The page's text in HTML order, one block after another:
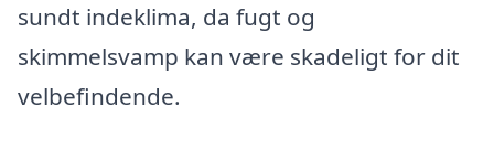
sundt indeklima, da fugt og
skimmelsvamp kan være skadeligt for dit
velbefindende.